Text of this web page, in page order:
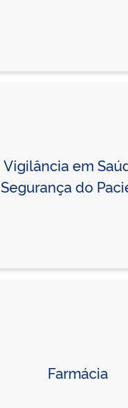
Vigilância em
Segurança do
Farmácia